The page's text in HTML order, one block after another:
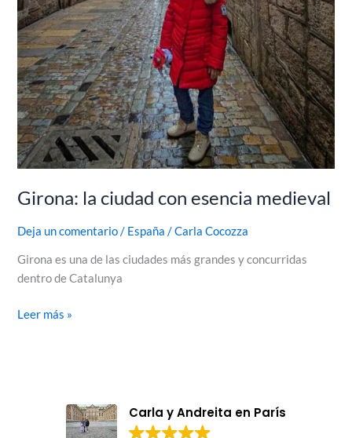
Girona: la ciudad con esencia medieval
Deja un comentario / España /Carla Cocozza
Girona es una de las ciudades más grandes y concurridas
dentro de Catalunya
Leer más »
Carla y Andreita en París